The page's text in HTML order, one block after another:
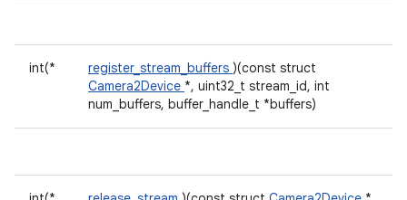
int(* register_stream_buffers )(const struct
Camera2Device *, uint32_t stream_id, int
num_buffers, buffer_handle_t *buffers)